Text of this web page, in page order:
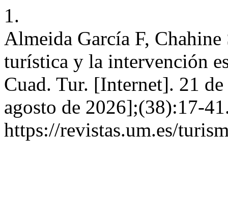
1.
Almeida García F,
turística y la intervención
Cuad. Tur. [Internet]. 21
agosto de 2026];(38):17-
https://revistas.um.es/